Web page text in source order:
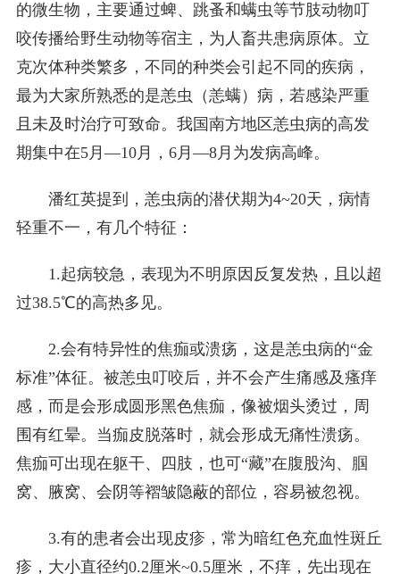
的微生物，主要通过蜱、跳蚤和螨虫等节肢动物叮
咬传播给野生动物等宿主，为人畜共患病原体。立
克次体种类繁多，不同的种类会引起不同的疾病，
最为大家所熟悉的是恙虫（恙螨）病，若感染严重
且未及时治疗可致命。我国南方地区恙虫病的高发
期集中在5月—10月，6月—8月为发病高峰。
潘红英提到，恙虫病的潜伏期为4~20天，病情
轻重不一，有几个特征：
1.起病较急，表现为不明原因反复发热，且以超
过38.5℃的高热多见。
2.会有特异性的焦痂或溃疡，这是恙虫病的“金
标准”体征。被恙虫叮咬后，并不会产生痛感及瘙痒
感，而是会形成圆形黑色焦痂，像被烟头烫过，周
围有红晕。当痂皮脱落时，就会形成无痛性溃疡。
焦痂可出现在躯干、四肢，也可“藏”在腹股沟、腘
窝、腋窝、会阴等褶皱隐蔽的部位，容易被忽视。
3.有的患者会出现皮疹，常为暗红色充血性斑丘
疹，大小直径约0.2厘米~0.5厘米，不痒，先出现在